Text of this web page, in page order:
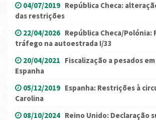
04/07/2019 República Checa:
das restrições
22/04/2026 República Checa/Polónia:
tráfego na autoestrada I/33
20/04/2021 Fiscalização a pesados
Espanha
05/12/2019 Espanha: Restrições à
Carolina
08/10/2024 Reino Unido: Declaração